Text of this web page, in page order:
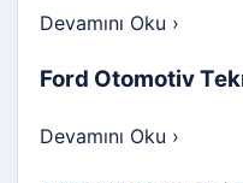
Devamını Oku ›
Ford Otomotiv
Devamını Oku ›